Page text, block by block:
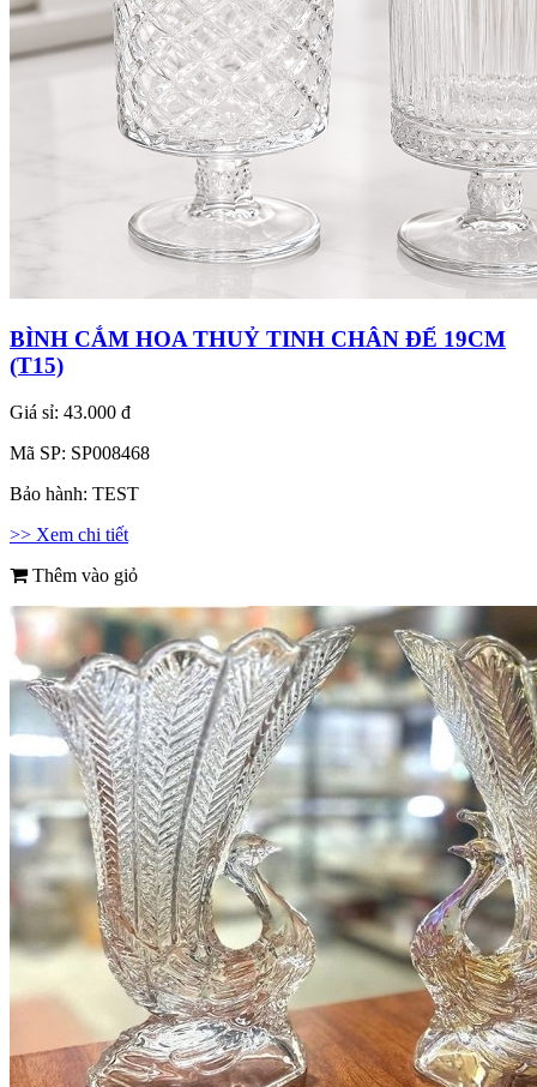
BÌNH CẮM HOA THUỶ TINH CHÂN ĐẾ 19CM
(T15)
Giá sỉ: 43.000 đ
Mã SP: SP008468
Bảo hành: TEST
>> Xem chi tiết
Thêm vào giỏ